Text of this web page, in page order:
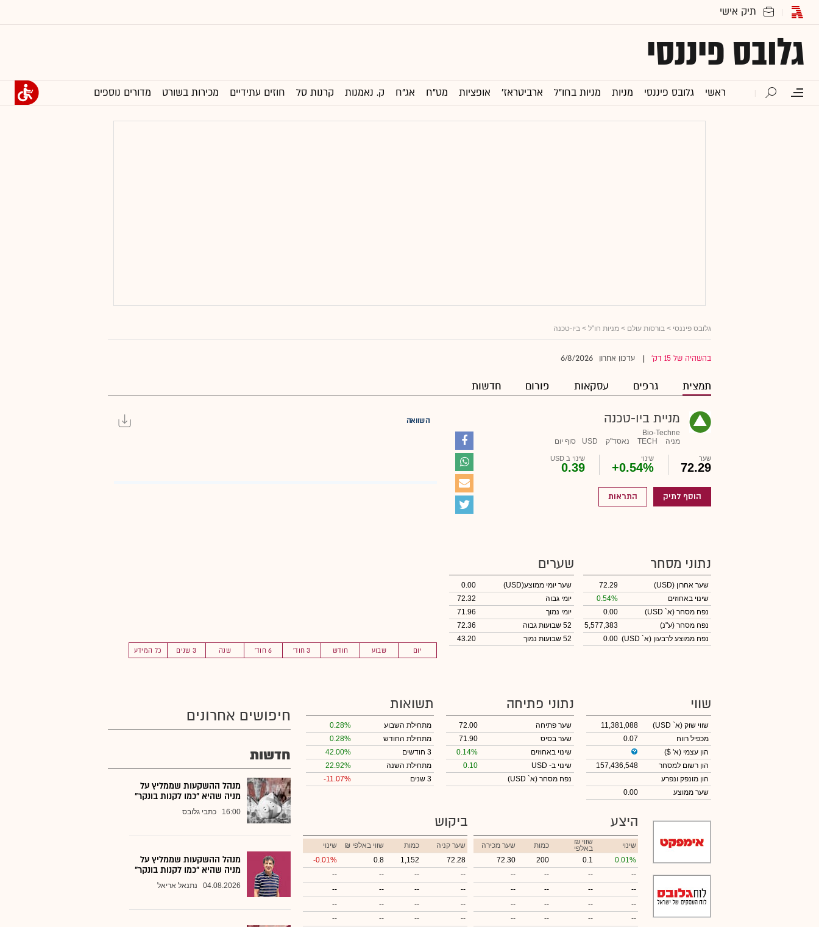
גלובס פיננסי
ראשי גלובס פיננסי מניות מניות בחו"ל ארביטראז' אופציות מט"ח אג"ח ק. נאמנות קרנות סל חוזים עתידיים מכירות בשורט מדורים נוספים
גלובס פיננסי > בורסות עולם > מניות חו"ל > ביו-טכנה
בהשהיה של 15 דק' עדכון אחרון 6/8/2026
תמצית גרפים עסקאות פורום חדשות
מניית ביו-טכנה
Bio-Techne
מניה
TECH נאסד"ק USD סוף יום
שער
72.29
שינוי
+0.54%
שינוי ב USD
0.39
הוסף לתיק התראות
השוואה
יום שבוע חודש 3 חוד' 6 חוד' שנה 3 שנים כל המידע
נתוני מסחר
שער אחרון (USD)
72.29
שינוי באחוזים
0.54%
נפח מסחר (א` USD)
0.00
נפח מסחר (ע"נ)
5,577,383
נפח ממוצע לרבעון (א` USD)
0.00
שערים
שער יומי ממוצע(USD)
0.00
יומי גבוה
72.32
יומי נמוך
71.96
52 שבועות גבוה
72.36
52 שבועות נמוך
43.20
שווי
שווי שוק (א` USD)
11,381,088
מכפיל רווח
0.07
הון עצמי (א' $)
הון רשום למסחר
157,436,548
הון מונפק ונפרע
שער ממוצע
0.00
נתוני פתיחה
שער פתיחה
72.00
שער בסיס
71.90
שינוי באחוזים
0.14%
שינוי ב- USD
0.10
נפח מסחר (א` USD)
תשואות
מתחילת השבוע
0.28%
מתחילת החודש
0.28%
3 חודשים
42.00%
מתחילת השנה
22.92%
3 שנים
-11.07%
היצע
שינוי ₪ שווי
באלפי כמות
שער מכירה
0.01%
0.1
200
72.30
--
--
--
--
--
--
--
--
--
--
--
--
--
--
--
--
ביקוש
שער קניה כמות ₪ שווי באלפי
שינוי
72.28
1,152
0.8
-0.01%
--
--
--
--
--
--
--
--
--
--
--
--
--
--
--
--
חיפושים אחרונים
חדשות
מנהל ההשקעות שממליץ על
מניה שהיא "כמו לקנות בונקר"
16:00 כתבי גלובס
מנהל ההשקעות שממליץ על
מניה שהיא "כמו לקנות בונקר"
04.08.2026 נתנאל אריאל